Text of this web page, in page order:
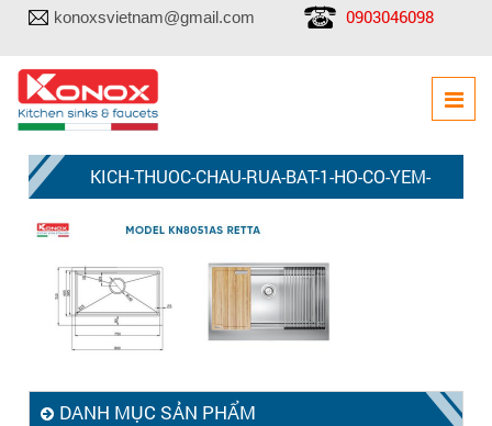
konoxsvietnam@gmail.com 0903046098
KICH-THUOC-CHAU-RUA-BAT-1-HO-CO-YEM-
KN8051AS-RETTA
DANH MỤC SẢN PHẨM